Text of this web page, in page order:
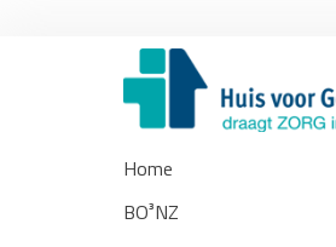
Home
BO³NZ